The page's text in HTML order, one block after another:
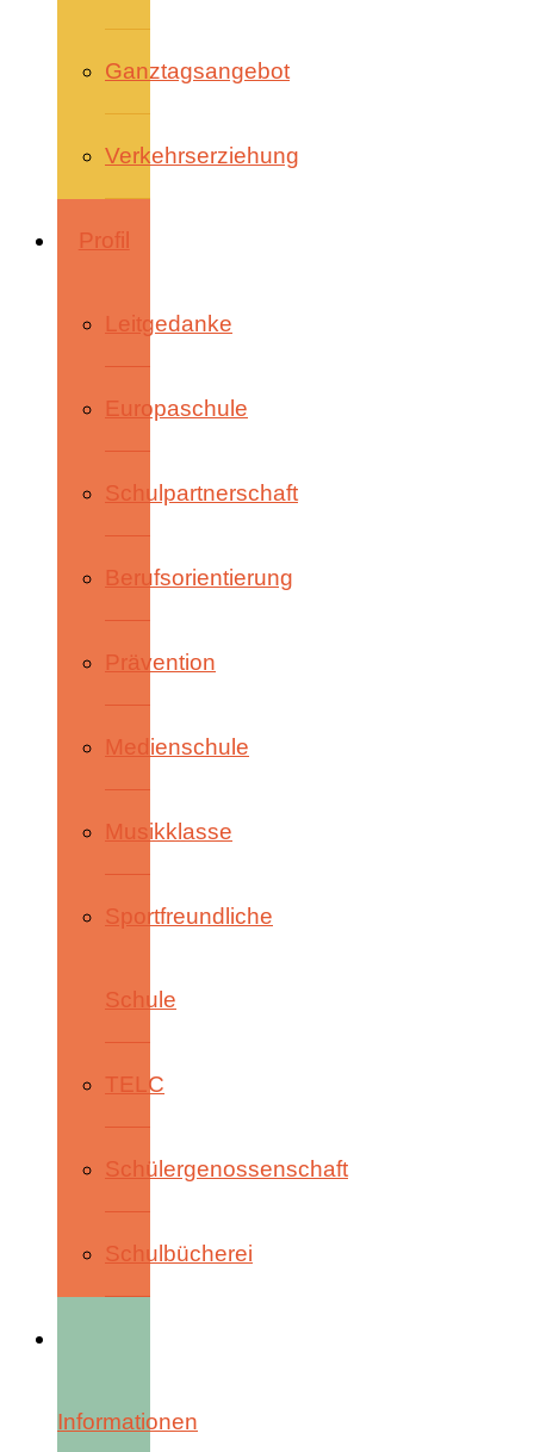
Ganztagsangebot
Verkehrserziehung
Profil
Leitgedanke
Europaschule
Schulpartnerschaft
Berufsorientierung
Prävention
Medienschule
Musikklasse
Sportfreundliche
Schule
TELC
Schülergenossenschaft
Schulbücherei
Informationen